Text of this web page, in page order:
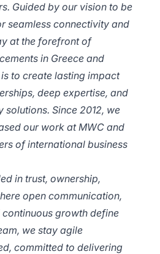
Guided by our vision to be
seamless connectivity and
at the forefront of
in Greece and
to create lasting impact
deep expertise, and
Since 2012, we
our work at MWC and
of international business
in trust, ownership,
open communication,
growth define
we stay agile
committed to delivering